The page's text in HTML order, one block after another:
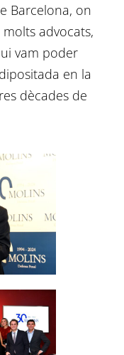
Barcelona, on
advocats,
vam poder
en la
dècades de